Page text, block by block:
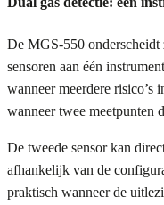
De MGS-550
sensoren aan één
wanneer meerdere risico’s
wanneer twee meetpunten
De tweede sensor kan
afhankelijk van de
praktisch wanneer de